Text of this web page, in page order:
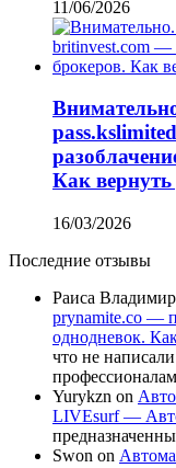
11/06/2026
Как
16/03/2026
Последние отзывы
Раиса
prynamite.co —
однодневок.
что не
Yurykzn on
LIVEsurf —
Swon on